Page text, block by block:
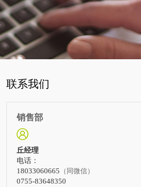
联系我们
销售部
丘经理
电话：
18033060665 （同微信）
0755-83648350